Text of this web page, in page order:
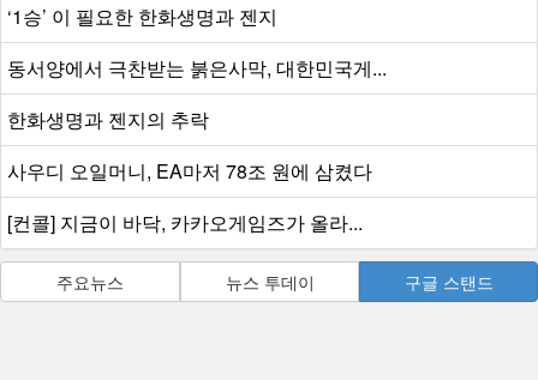
‘1승’ 이 필요한 한화생명과 젠지
동서양에서 극찬받는 붉은사막, 대한민국게...
한화생명과 젠지의 추락
사우디 오일머니, EA마저 78조 원에 삼켰다
[컨콜] 지금이 바닥, 카카오게임즈가 올라...
주요뉴스 뉴스 투데이 구글 스탠드